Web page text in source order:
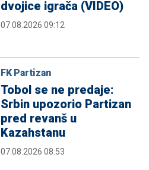
dvojice igrača (VIDEO)
07.08.2026 09:12
FK Partizan
Tobol se ne predaje:
Srbin upozorio Partizan
pred revanš u
Kazahstanu
07.08.2026 08:53